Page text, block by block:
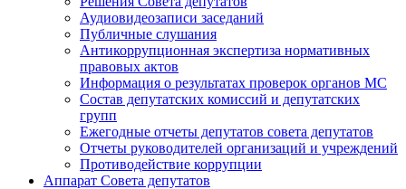
Аудиовидеозаписи заседаний
Публичные слушания
Антикоррупционная экспертиза нормативных
правовых актов
Информация о результатах проверок органов МС
Состав депутатских комиссий и депутатских
групп
Ежегодные отчеты депутатов совета депутатов
Отчеты руководителей организаций и учреждений
Противодействие коррупции
Аппарат Совета депутатов